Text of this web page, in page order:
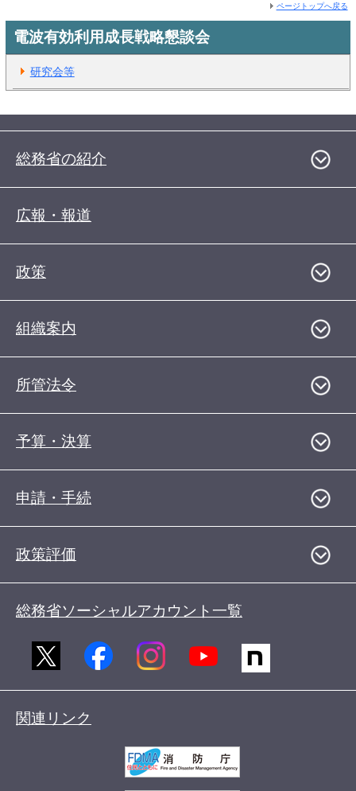
ページトップへ戻る
電波有効利用成長戦略懇談会
研究会等
総務省の紹介
広報・報道
政策
組織案内
所管法令
予算・決算
申請・手続
政策評価
総務省ソーシャルアカウント一覧
関連リンク